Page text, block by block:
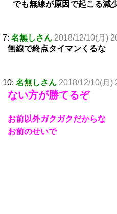
でも無線が原因で起こる減
7: 名無しさん 2018/12/10(月)
無線で終点タイマンくるな
10: 名無しさん 2018/12/10(月)
ない方が勝てるぞ
お前以外ガクガクだからな
お前のせいで